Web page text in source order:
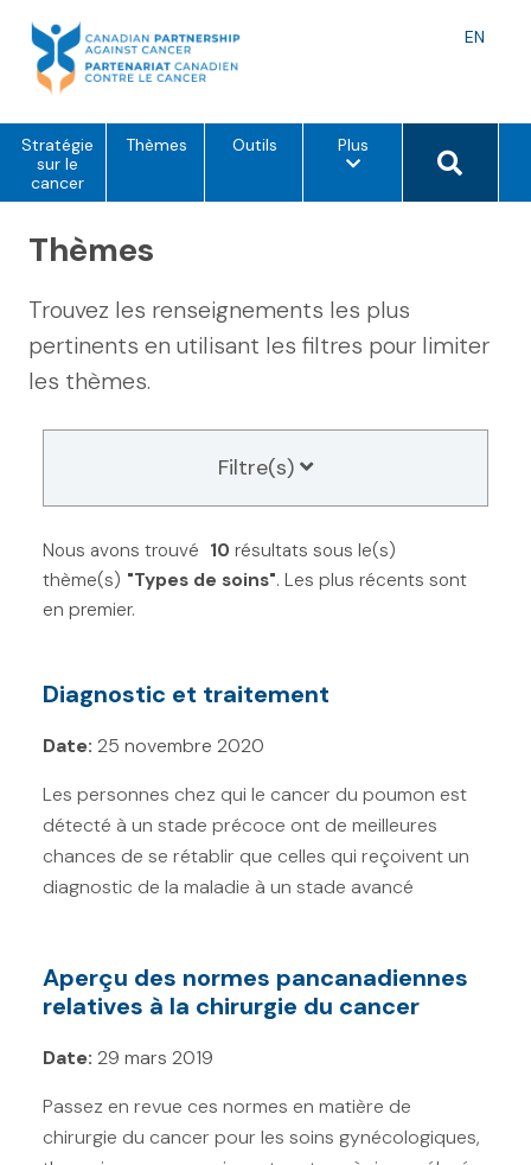
content
EN
Stratégie
sur le
cancer
Thèmes Outils Pluso
i
m
n
Search
Thèmes
Trouvez les renseignements les plus
pertinents en utilisant les filtres pour limiter
les thèmes.
Filtre(s)
Filtres Réinitialiser
T
c
s
F
i
l
e
r
s
Continuum du cancer
Chimiothérapie (1)
Chirurgie (10)
Radiothérapie (1)
Soins de fin de vie (0)
Soins psychosociaux et de
soutien (0)
Nous avons trouvé 10 résultats sous le(s)
thème(s) "Types de soins". Les plus récents sont
en premier.
Diagnostic et traitement
Date: 25 novembre 2020
Les personnes chez qui le cancer du poumon est
détecté à un stade précoce ont de meilleures
chances de se rétablir que celles qui reçoivent un
diagnostic de la maladie à un stade avancé
Aperçu des normes pancanadiennes
relatives à la chirurgie du cancer
Date: 29 mars 2019
Passez en revue ces normes en matière de
chirurgie du cancer pour les soins gynécologiques,